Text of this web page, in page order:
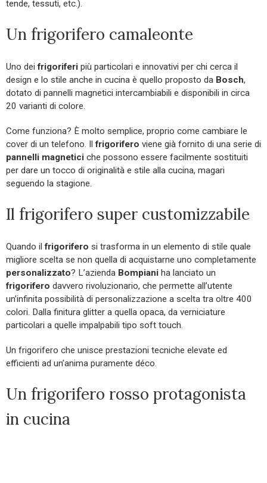
tende, tessuti, etc.).
Un frigorifero camaleonte
Uno deifrigoriferi più particolari e innovativi per chi cerca il
design e lo stile anche in cucina è quello proposto da Bosch,
dotato di pannelli magnetici intercambiabili e disponibili in circa
20 varianti di colore.
Come funziona? È molto semplice, proprio come cambiare le
cover di un telefono. Ilfrigorifero viene già fornito di una serie di
pannelli magnetici che possono essere facilmente sostituiti
per dare un tocco di originalità e stile alla cucina, magari
seguendo la stagione.
Il frigorifero super customizzabile
Quando ilfrigorifero si trasforma in un elemento di stile quale
migliore scelta se non quella di acquistarne uno completamente
personalizzato? L’azienda Bompiani ha lanciato un
frigorifero davvero rivoluzionario, che permette all’utente
un’infinita possibilità di personalizzazione a scelta tra oltre 400
colori. Dalla finitura glitter a quella opaca, da verniciature
particolari a quelle impalpabili tipo soft touch.
Un frigorifero che unisce prestazioni tecniche elevate ed
efficienti ad un’anima puramente déco.
Un frigorifero rosso protagonista
in cucina